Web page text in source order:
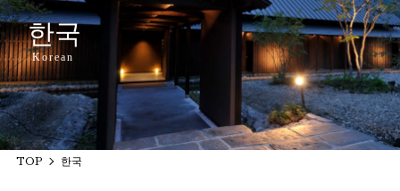
한국
Korean
TOP 한국